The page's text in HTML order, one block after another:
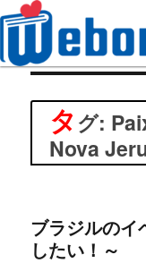
タ グ:
Nova
ブラジルの
したい！～